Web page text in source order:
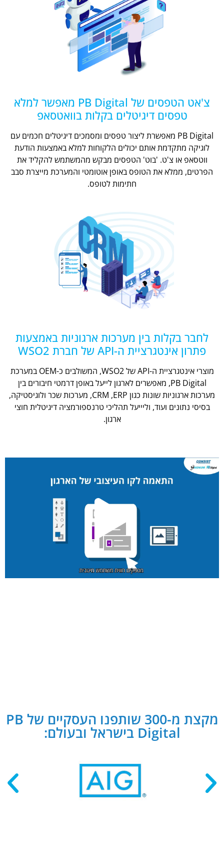
צ'אט הטפסים של PB Digital מאפשר למלא
טפסים דיגיטלים בקלות בוואטסאפ
PB Digital מאפשרת ליצור טפסים ומסמכים דיגיטלים חכמים עם
לוגיקה מתקדמת אותם יכולים הלקוחות למלא באמצעות הודעת
ווטסאפ או צ'ט. 'בוט' הטפסים מבקש מהמשתמש להקליד את
הפרטים, ממלא את הטופס באופן אוטומטי והמערכת מייצרת סבב
חתימות לטופס.
לחבר בקלות בין מערכות ארגוניות באמצעות
פתרון אינטגרציית ה-API של חברת WSO2
מוצרי אינטגרציית ה-API של WSO2, המשולבים כ-OEM במערכת
PB Digital, מאפשרים לארגון לייעל באופן דרמטי חיבורים בין
מערכות ארגוניות שונות כגון CRM ,ERP, מערכות שכר ולוגיסטיקה,
בסיסי נתונים ועוד, וליייעל תהליכי טרנספורמציה דיגיטלית חוצי
ארגון.
מקצת מ-300 שותפנו העסקיים של PB
Digital בישראל ובעולם: